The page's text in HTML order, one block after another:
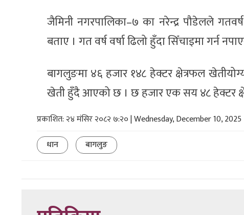
जैमिनी नगरपालिका–७ का नरेन्द्र पौडेलले
बताए । गत वर्ष वर्षा ढिलो हुँदा सिँचाइमा गर्न
बागलुङमा ४६ हजार १४८ हेक्टर क्षेत्रफल
खेती हुँदै आएको छ । छ हजार एक सय ४८ हेक्टर
प्रकाशित: २४ मंसिर २०८२ ७:२० | Wednesday, December 10, 2025
धान
बागलुङ